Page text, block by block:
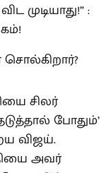
சிலர்
போதும்’
விஜய்.
அவர்